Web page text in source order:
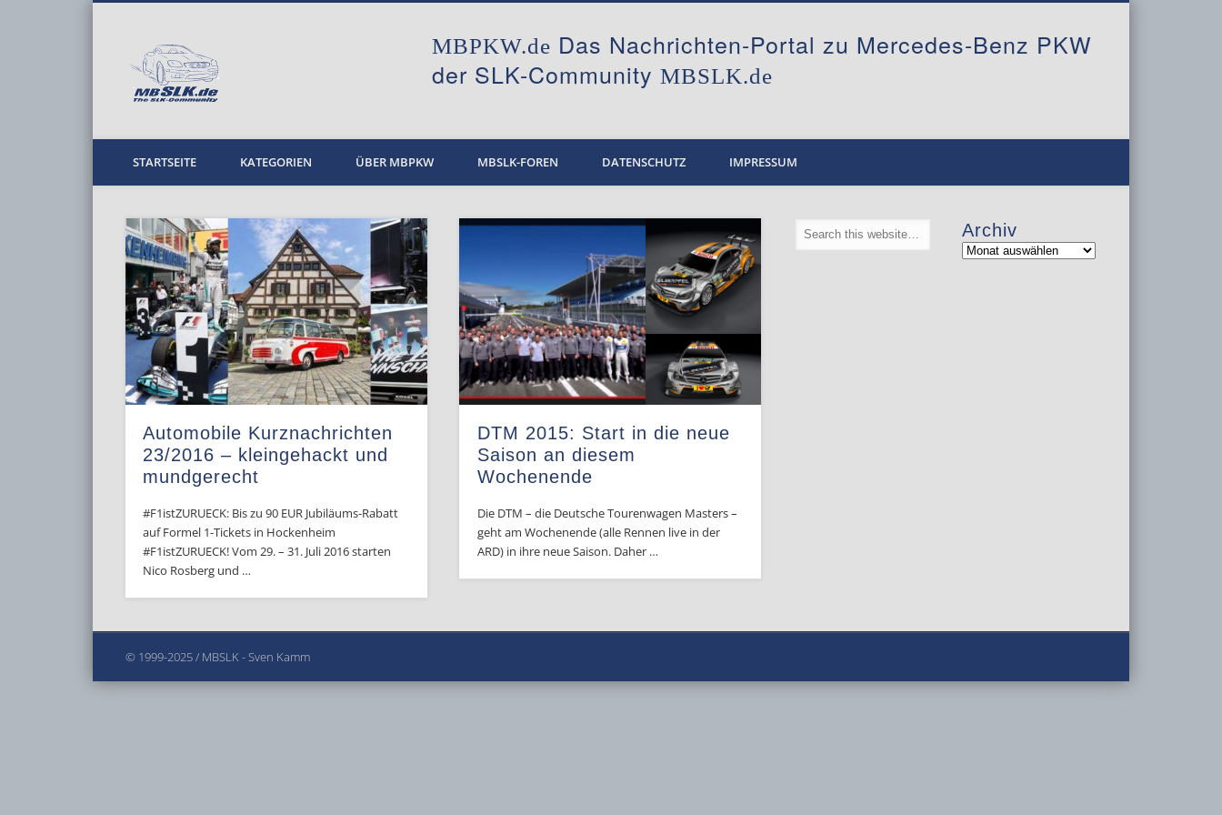
MBPKW
MBPKW.de Das Nachrichten-Portal zu Mercedes-Benz PKW
der SLK-CommunityMBSLK.de
STARTSEITE KATEGORIEN ÜBER MBPKW MBSLK-FOREN DATENSCHUTZ IMPRESSUM
Automobile Kurznachrichten
23/2016 – kleingehackt und
mundgerecht
#F1istZURUECK: Bis zu 90 EUR Jubiläums-Rabatt
auf Formel 1-Tickets in Hockenheim
‪#‎F1istZURUECK! Vom 29. – 31. Juli 2016 starten
Nico Rosberg und …
DTM 2015: Start in die neue
Saison an diesem
Wochenende
Die DTM – die Deutsche Tourenwagen Masters –
geht am Wochenende (alle Rennen live in der
ARD) in ihre neue Saison. Daher …
Archiv
Archiv
© 1999-2025 / MBSLK - Sven Kamm